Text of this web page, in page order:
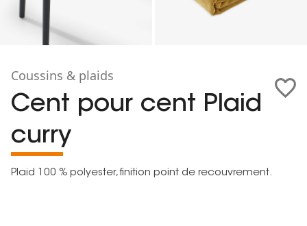
Coussins & plaids
Cent pour cent Plaid
curry
Plaid 100 % polyester, finition point de recouvrement.